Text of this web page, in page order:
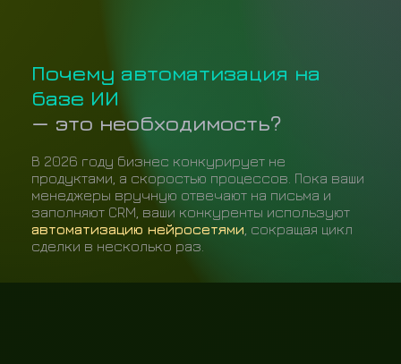
Почему автоматизация на
базе ИИ
— это необходимость?
В 2026 году бизнес конкурирует не
продуктами, а скоростью процессов. Пока ваши
менеджеры вручную отвечают на письма и
заполняют CRM, ваши конкуренты используют
автоматизацию нейросетями , сокращая цикл
сделки в несколько раз.